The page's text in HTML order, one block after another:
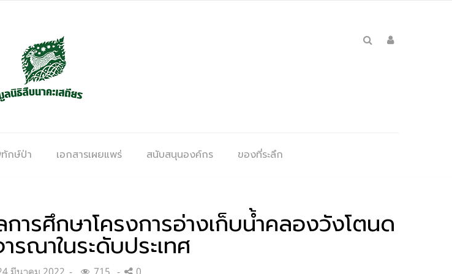
กษ์ป่า เอกสารเผยแพร่ สนับสนุนองค์กร ของที่ระลึก
รศึกษาโครงการอ่างเก็บน้ำคลองวังโตนด
รณาในระดับประเทศ
มีนาคม 2022 715 0